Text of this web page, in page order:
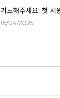
기도해주세요: 첫 서
15/04/2025